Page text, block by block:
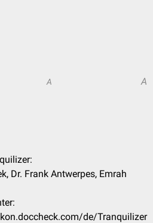
A A
Dr. Frank Antwerpes, Emrah
de/Tranquilizer